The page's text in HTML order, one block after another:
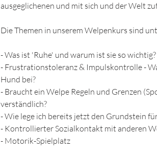
ausgeglichenen und mit sich und der Welt
Die Themen in unserem Welpenkurs sind
- Was ist 'Ruhe' und warum ist sie so wichtig?
- Frustrationstoleranz & Impulskontrolle -
Hund bei?
- Braucht ein Welpe Regeln und Grenzen
verständlich?
- Wie lege ich bereits jetzt den Grundstein
- Kontrollierter Sozialkontakt mit anderen
- Motorik-Spielplatz